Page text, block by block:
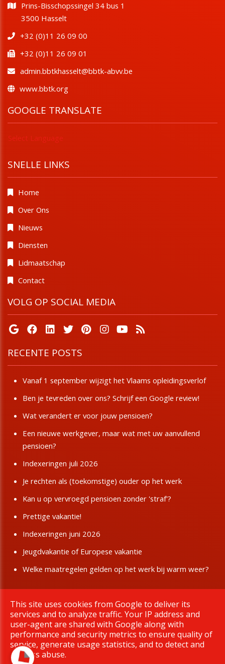
Prins-Bisschopssingel 34 bus 1
​​​​​​​3500 Hasselt
+32 (0)11 26 09 00
+32 (0)11 26 09 01
admin.bbtkhasselt@bbtk-abvv.be
www.bbtk.org
GOOGLE TRANSLATE
Select Language
SNELLE LINKS
Home
Over Ons
Nieuws
Diensten
Lidmaatschap
Contact
VOLG OP SOCIAL MEDIA
RECENTE POSTS
Vanaf 1 september wijzigt het Vlaams opleidingsverlof
Ben je tevreden over ons? Schrijf een Google review!
Wat verandert er voor jouw pensioen?
Een nieuwe werkgever, maar wat met uw aanvullend
pensioen?
Indexeringen juli 2026
Je rechten als (toekomstige) ouder op het werk
Kan u op vervroegd pensioen zonder 'straf'?
Prettige vakantie!
Indexeringen juni 2026
Jeugdvakantie of Europese vakantie
Welke maatregelen gelden op het werk bij warm weer?
Copyright © 2026 BBTK Limburg. All rights reserved.
Privacy & Cookies |UP-TO-DATE WebDesign
This site uses cookies from Google to deliver its
services and to analyze traffic. Your IP address and
user-agent are shared with Google along with
performance and security metrics to ensure quality of
service, generate usage statistics, and to detect and
address abuse.